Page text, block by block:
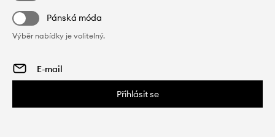
Pánská móda
Výběr nabídky je volitelný.
Přihlásit se